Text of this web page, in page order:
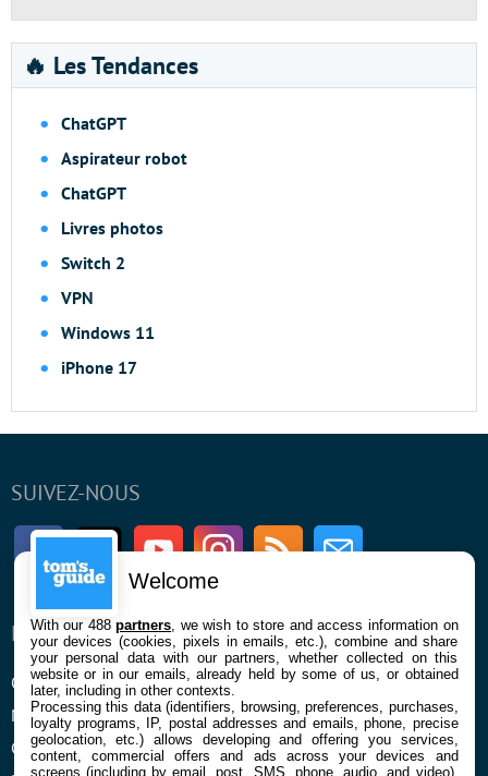
🔥 Les Tendances
ChatGPT
Aspirateur robot
ChatGPT
Livres photos
Switch 2
VPN
Windows 11
iPhone 17
SUIVEZ-NOUS
FacebookTwitter Youtube InstagramRSS Newsletter
ENTREPRISE
Qui sommes nous
Mentions légales et CGU
Confidentialité et Cookies
À PROPOS
La rédaction
Contact
Welcome
With our 488partners , we wish to store and access information on
your devices (cookies, pixels in emails, etc.), combine and share
your personal data with our partners, whether collected on this
website or in our emails, already held by some of us, or obtained
later, including in other contexts.
Processing this data (identifiers, browsing, preferences, purchases,
loyalty programs, IP, postal addresses and emails, phone, precise
geolocation, etc.) allows developing and offering you services,
content, commercial offers and ads across your devices and
screens (including by email, post, SMS, phone, audio, and video),